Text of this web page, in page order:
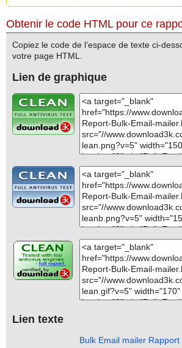
Obtenir le code HTML pour ce
Copiez le code de l’espace de texte ci-
votre page HTML.
Lien de graphique
Lien texte
Bulk Email mailer